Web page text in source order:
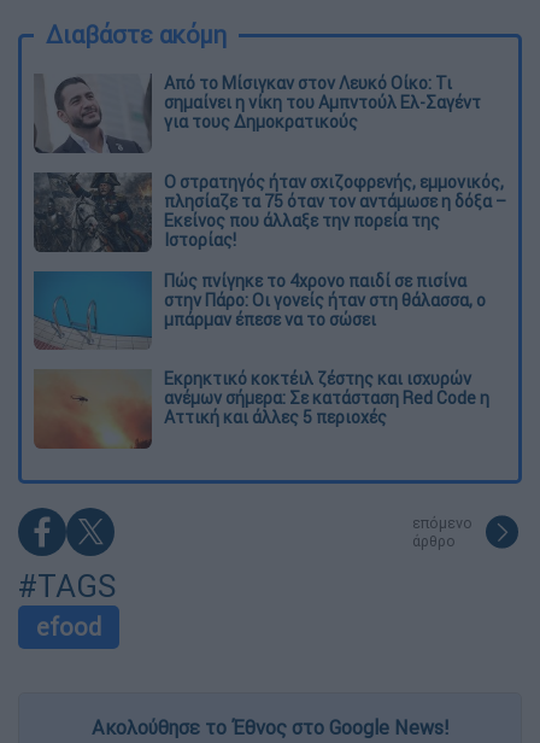
Διαβάστε ακόμη
Από το Μίσιγκαν στον Λευκό Οίκο: Τι
σημαίνει η νίκη του Αμπντούλ Ελ-Σαγέντ
για τους Δημοκρατικούς
O στρατηγός ήταν σχιζοφρενής, εμμονικός,
πλησίαζε τα 75 όταν τον αντάμωσε η δόξα –
Εκείνος που άλλαξε την πορεία της
Ιστορίας!
Πώς πνίγηκε το 4χρονο παιδί σε πισίνα
στην Πάρο: Οι γονείς ήταν στη θάλασσα, ο
μπάρμαν έπεσε να το σώσει
Εκρηκτικό κοκτέιλ ζέστης και ισχυρών
ανέμων σήμερα: Σε κατάσταση Red Code η
Αττική και άλλες 5 περιοχές
επόμενο
άρθρο
#TAGS
efood
Ακολούθησε το Έθνος στο Google News!